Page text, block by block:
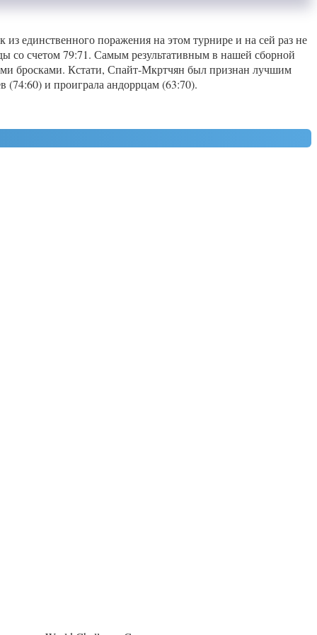
единственного поражения на этом турнире и на сей раз не
со счетом 79:71. Самым результативным в нашей сборной
бросками. Кстати, Спайт-Мкртчян был признан лучшим
и проиграла андоррцам (63:70).